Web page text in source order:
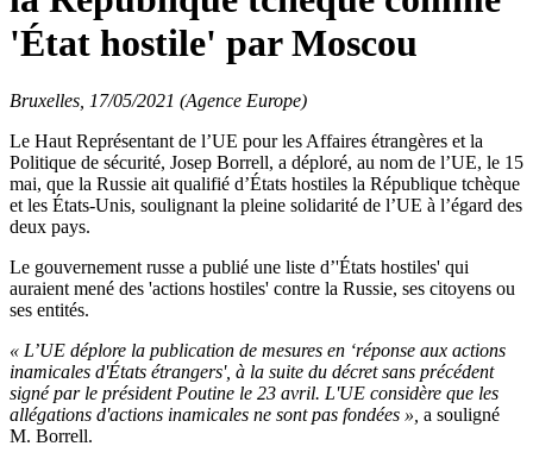
'État hostile' par Moscou
Bruxelles, 17/05/2021 (Agence Europe)
Le Haut Représentant de l’UE pour les Affaires étrangères et la
Politique de sécurité, Josep Borrell, a déploré, au nom de l’UE, le 15
mai, que la Russie ait qualifié d’États hostiles la République tchèque
et les États-Unis, soulignant la pleine solidarité de l’UE à l’égard des
deux pays.
Le gouvernement russe a publié une liste d’'États hostiles' qui
auraient mené des 'actions hostiles' contre la Russie, ses citoyens ou
ses entités.
« L’UE déplore la publication de mesures en ‘réponse aux actions
inamicales d'États étrangers', à la suite du décret sans précédent
signé par le président Poutine le 23 avril. L'UE considère que les
allégations d'actions inamicales ne sont pas fondées », a souligné
M. Borrell.